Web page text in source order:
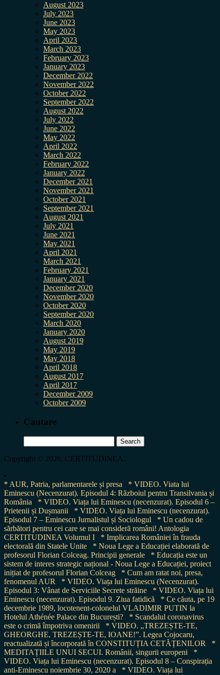
August 2023
July 2023
June 2023
May 2023
April 2023
March 2023
February 2023
January 2023
December 2022
November 2022
October 2022
September 2022
August 2022
July 2022
June 2022
May 2022
April 2022
March 2022
February 2022
January 2022
December 2021
November 2021
October 2021
September 2021
August 2021
July 2021
June 2021
May 2021
April 2021
March 2021
February 2021
January 2021
December 2020
November 2020
October 2020
September 2020
March 2020
January 2020
August 2019
May 2019
May 2018
April 2018
August 2017
April 2017
December 2009
October 2009
Cautare
for:
Copyright © 2026, CERTITUDINEA.
* AUR, Patria, parlamentarele și presa
* VIDEO. Viata lui
Eminescu (Necenzurat). Episodul 4: Războiul pentru Transilvania și
România
* VIDEO. Viața lui Eminescu (necenzurat). Episodul 6 –
Prietenii și Dușmanii
* VIDEO. Viața lui Eminescu (necenzurat).
Episodul 7 – Eminescu Jurnalistul și Sociologul
* Un cadou de
sărbători pentru cei care se mai consideră români! Antologia
CERTITUDINEA Volumul I
* Implicarea României în frauda
electorală din Statele Unite
* Noua Lege a Educației elaborată de
profesorul Florian Colceag. Principii generale
* Educația este un
sistem de interes strategic național - Noua Lege a Educației, proiect
inițiat de profesorul Florian Colceag
* Cum am ratat noi, presa,
fenomenul AUR
* VIDEO. Viața lui Eminescu (Necenzurat).
Episodul 3: Vânat de Serviciile Secrete străine
* VIDEO. Viața lui
Eminescu (necenzurat). Episodul 9. Ziua fatidică
* Ce căuta, pe 19
decembrie 1989, locotenent-colonelul VLADIMIR PUTIN la
Hotelul Athénée Palace din București?
* Scandalul coronavirus
este o crimă împotriva omenirii
* VIDEO. „TREZEȘTE-TE,
GHEORGHE, TREZEȘTE-TE, IOANE!”. Legea Cojocaru,
reactualizată și încorporată în CONSTITUȚIA CETĂȚENILOR
*
MEDITAȚIILE UNUI SECUI. Românii, singurii europeni
*
VIDEO. Viața lui Eminescu (necenzurat). Episodul 8 – Conspirația
anti-Eminescu noiembrie 30, 2020 a
* VIDEO. Viața lui